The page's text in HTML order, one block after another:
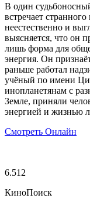
В один
встречает
неестественно и
выясняется, что он
лишь форма для
энергия. Он
раньше работал
учёный по имени
инопланетянам с
Земле, приняли
энергией и жизнью
Смотреть Онлайн
6.512
КиноПоиск